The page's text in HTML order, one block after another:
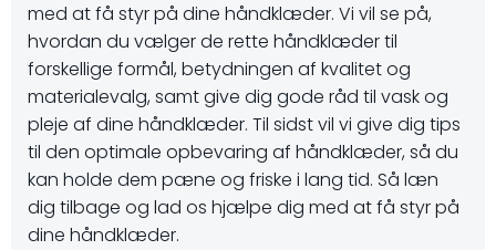
med at få styr på dine håndklæder. Vi vil se på,
hvordan du vælger de rette håndklæder til
forskellige formål, betydningen af kvalitet og
materialevalg, samt give dig gode råd til vask og
pleje af dine håndklæder. Til sidst vil vi give dig tips
til den optimale opbevaring af håndklæder, så du
kan holde dem pæne og friske i lang tid. Så læn
dig tilbage og lad os hjælpe dig med at få styr på
dine håndklæder.